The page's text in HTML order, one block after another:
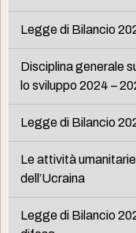
Legge di Bilancio
Disciplina generale
lo sviluppo 2024 –
Legge di Bilancio
Le attività
dell’Ucraina
Legge di Bilancio